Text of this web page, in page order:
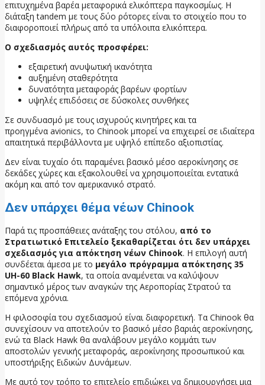
επιτυχημένα βαρέα μεταφορικά ελικόπτερα παγκοσμίως. Η
διάταξη tandem με τους δύο ρότορες είναι το στοιχείο που το
διαφοροποιεί πλήρως από τα υπόλοιπα ελικόπτερα.
Ο σχεδιασμός αυτός προσφέρει:
εξαιρετική ανυψωτική ικανότητα
αυξημένη σταθερότητα
δυνατότητα μεταφοράς βαρέων φορτίων
υψηλές επιδόσεις σε δύσκολες συνθήκες
Σε συνδυασμό με τους ισχυρούς κινητήρες και τα
προηγμένα avionics, το Chinook μπορεί να επιχειρεί σε ιδιαίτερα
απαιτητικά περιβάλλοντα με υψηλό επίπεδο αξιοπιστίας.
Δεν είναι τυχαίο ότι παραμένει βασικό μέσο αεροκίνησης σε
δεκάδες χώρες και εξακολουθεί να χρησιμοποιείται εντατικά
ακόμη και από τον αμερικανικό στρατό.
Δεν υπάρχει θέμα νέων Chinook
Παρά τις προσπάθειες ανάταξης του στόλου, από το
Στρατιωτικό Επιτελείο ξεκαθαρίζεται ότι δεν υπάρχει
σχεδιασμός για απόκτηση νέων Chinook. Η επιλογή αυτή
συνδέεται άμεσα με το μεγάλο πρόγραμμα απόκτησης 35
UH-60 Black Hawk, τα οποία αναμένεται να καλύψουν
σημαντικό μέρος των αναγκών της Αεροπορίας Στρατού τα
επόμενα χρόνια.
Η φιλοσοφία του σχεδιασμού είναι διαφορετική. Τα Chinook θα
συνεχίσουν να αποτελούν το βασικό μέσο βαριάς αεροκίνησης,
ενώ τα Black Hawk θα αναλάβουν μεγάλο κομμάτι των
αποστολών γενικής μεταφοράς, αεροκίνησης προσωπικού και
υποστήριξης Ειδικών Δυνάμεων.
Με αυτό τον τρόπο το επιτελείο επιδιώκει να δημιουργήσει μια